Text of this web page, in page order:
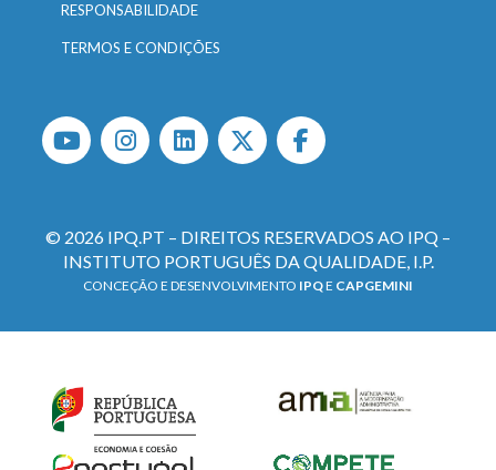
RESPONSABILIDADE
TERMOS E CONDIÇÕES
© 2026 IPQ.PT – DIREITOS RESERVADOS AO IPQ –
INSTITUTO PORTUGUÊS DA QUALIDADE, I.P.
CONCEÇÃO E DESENVOLVIMENTO IPQE CAPGEMINI